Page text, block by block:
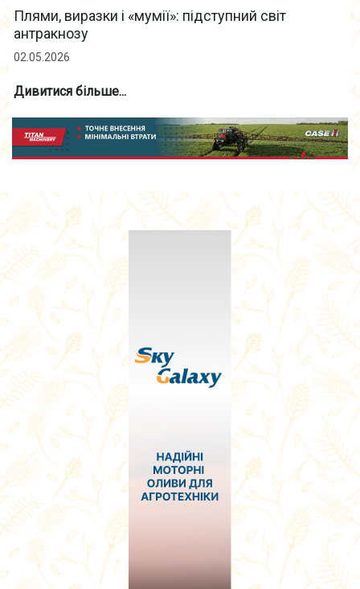
Плями, виразки і «мумії»: підступний світ
антракнозу
02.05.2026
Дивитися більше...